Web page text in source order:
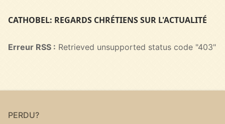
CATHOBEL: REGARDS CHRÉTIENS SUR L'ACTUALITÉ
Erreur RSS : Retrieved unsupported status code "403"
PERDU?